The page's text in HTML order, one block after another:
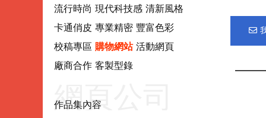
網站製作.
網站系統
流行時尚 現代科技感 清新風格
卡通俏皮 專業精密 豐富色彩
校稿專區 購物網站 活動網頁
廠商合作 客製型錄
網頁公司
作品集內容
━━━